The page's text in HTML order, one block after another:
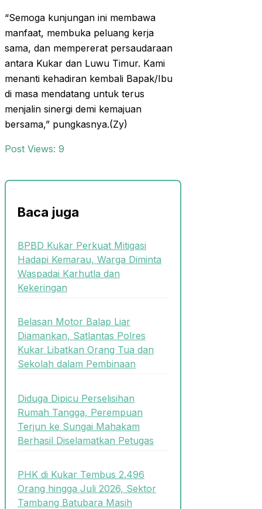
“Semoga kunjungan ini membawa
manfaat, membuka peluang kerja
sama, dan mempererat persaudaraan
antara Kukar dan Luwu Timur. Kami
menanti kehadiran kembali Bapak/Ibu
di masa mendatang untuk terus
menjalin sinergi demi kemajuan
bersama,” pungkasnya.(Zy)
Post Views: 9
Baca juga
BPBD Kukar Perkuat Mitigasi
Hadapi Kemarau, Warga Diminta
Waspadai Karhutla dan
Kekeringan
Belasan Motor Balap Liar
Diamankan, Satlantas Polres
Kukar Libatkan Orang Tua dan
Sekolah dalam Pembinaan
Diduga Dipicu Perselisihan
Rumah Tangga, Perempuan
Terjun ke Sungai Mahakam
Berhasil Diselamatkan Petugas
PHK di Kukar Tembus 2.496
Orang hingga Juli 2026, Sektor
Tambang Batubara Masih